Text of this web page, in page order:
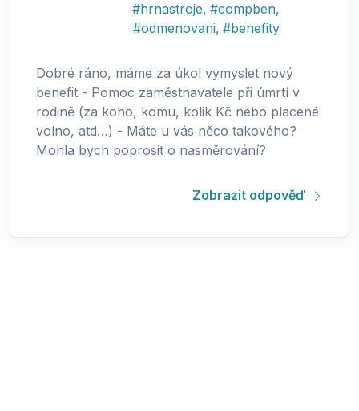
#hrnastroje, #compben,
#odmenovani, #benefity
Dobré ráno, máme za úkol vymyslet nový
benefit - Pomoc zaměstnavatele při úmrtí v
rodině (za koho, komu, kolik Kč nebo placené
volno, atd…) - Máte u vás něco takového?
Mohla bych poprosit o nasměrování?
Zobrazit odpověď